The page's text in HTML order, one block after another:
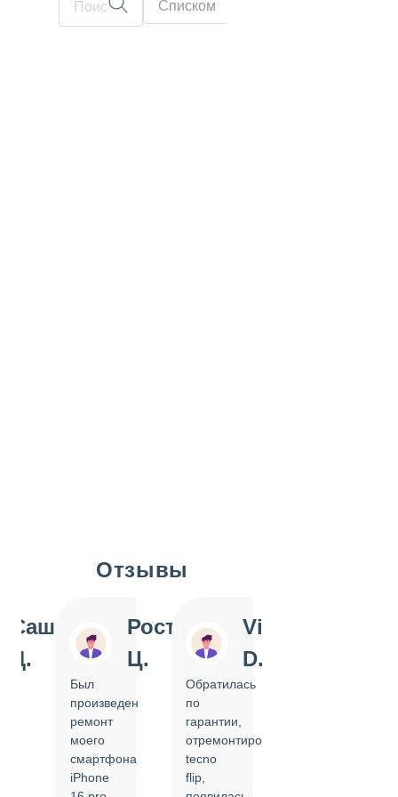
Списком
Отзывы
Саша
Д.
Ростислав
Ц.
Был
произведен
ремонт
моего
смартфона
iPhone
Vi
D.
Обратилась
по
гарантии,
отремонтировать
tecno
flip,